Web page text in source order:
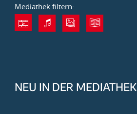
Mediathek filtern:
NEU IN DER MEDIATHEK